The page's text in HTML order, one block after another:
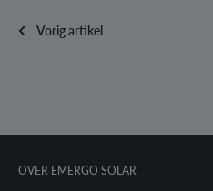
Vorig artikel
OVER EMERGO SOLAR